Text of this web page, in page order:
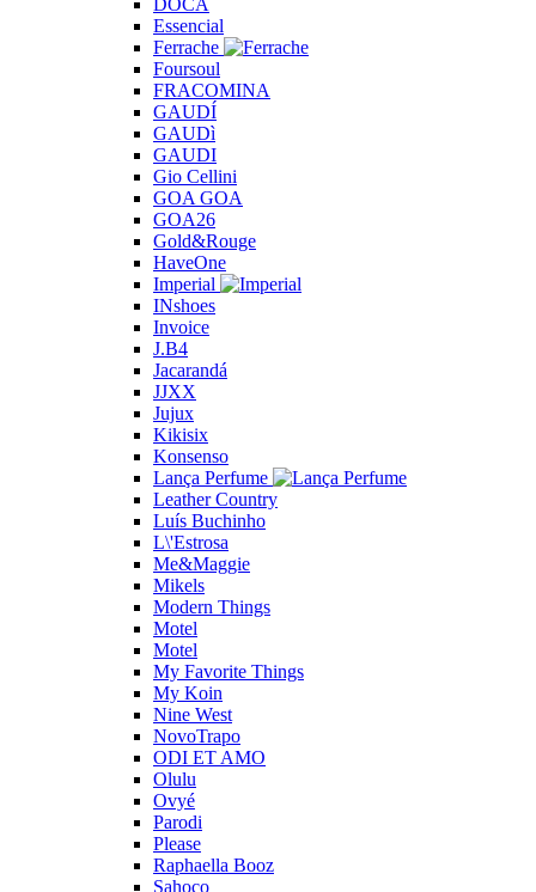
Essencial
Ferrache
Foursoul
FRACOMINA
GAUDÍ
GAUDì
GAUDI
Gio Cellini
GOA GOA
GOA26
Gold&Rouge
HaveOne
Imperial
INshoes
Invoice
J.B4
Jacarandá
JJXX
Jujux
Kikisix
Konsenso
Lança Perfume
Leather Country
Luís Buchinho
L\'Estrosa
Me&Maggie
Mikels
Modern Things
Motel
Motel
My Favorite Things
My Koin
Nine West
NovoTrapo
ODI ET AMO
Olulu
Ovyé
Parodi
Please
Raphaella Booz
Sahoco